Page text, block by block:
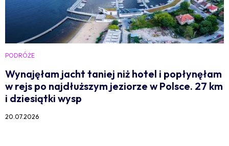
PODRÓŻE
Wynajęłam jacht taniej niż hotel i popłynęłam
w rejs po najdłuższym jeziorze w Polsce. 27 km
i dziesiątki wysp
20.07.2026